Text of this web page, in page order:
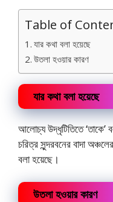
Table of
যার কথা বলা হয়েছে
উতলা হওয়ার কারণ
যার কথা বলা হয়েছে
আলোচ্য উদ্ধৃটিতিতে ‘তাকে’
চরিত্র সুন্দরবনের বাদা
বলা হয়েছে।
উতলা হওয়ার কারণ